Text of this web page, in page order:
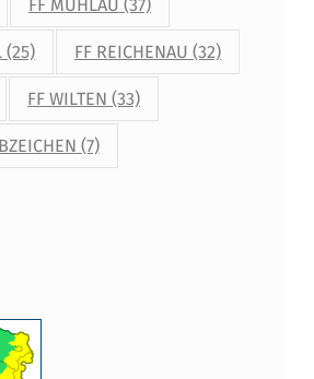
FF MÜHLAU (37)
(25) FF REICHENAU (32)
FF WILTEN (33)
(7)